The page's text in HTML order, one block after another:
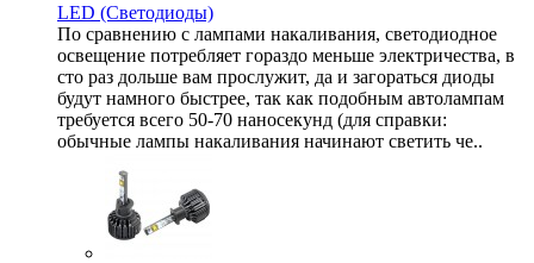
LED (Светодиоды)
По сравнению с лампами накаливания, светодиодное
освещение потребляет гораздо меньше электричества, в
сто раз дольше вам прослужит, да и загораться диоды
будут намного быстрее, так как подобным автолампам
требуется всего 50-70 наносекунд (для справки:
обычные лампы накаливания начинают светить че..